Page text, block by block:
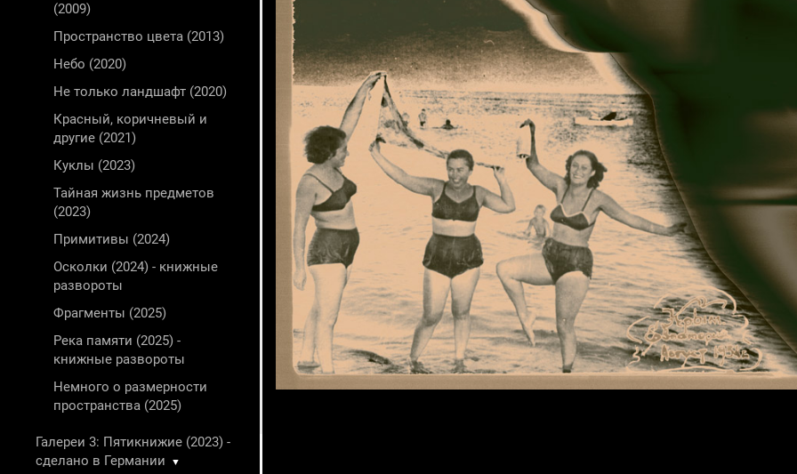
(2009)
Пространство цвета (2013)
Небо (2020)
Не только ландшафт (2020)
Красный, коричневый и
другие (2021)
Куклы (2023)
Тайная жизнь предметов
(2023)
Примитивы (2024)
Осколки (2024) - книжные
развороты
Фрагменты (2025)
Река памяти (2025) -
книжные развороты
Немного о размерности
пространства (2025)
Галереи 3: Пятикнижие (2023) -
сделано в Германии
▼